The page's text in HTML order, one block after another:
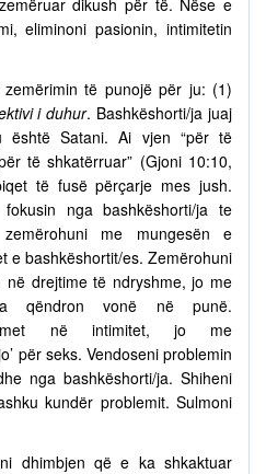
dikush për të. Nëse e
eliminoni pasionin, intimitetin
të punojë për ju: (1)
i duhur. Bashkëshorti/ja juaj
është Satani. Ai vjen “për të
të shkatërruar” (Gjoni 10:10,
të fusë përçarje mes jush.
nga bashkëshorti/ja te
me mungesën e
e bashkëshortit/es. Zemërohuni
drejtime të ndryshme, jo me
qëndron vonë në punë.
në intimitet, jo me
për seks. Vendoseni problemin
nga bashkëshorti/ja. Shiheni
kundër problemit. Sulmoni
dhimbjen që e ka shkaktuar